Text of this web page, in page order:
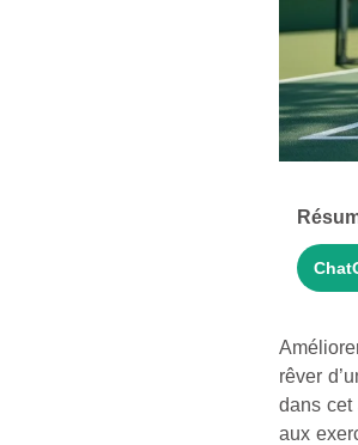
rêver
dans cet
aux